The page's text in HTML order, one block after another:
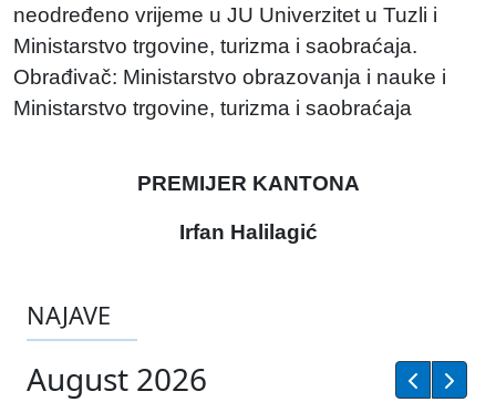
neodređeno vrijeme u JU Univerzitet u Tuzli i
Ministarstvo trgovine, turizma i saobraćaja.
Obrađivač: Ministarstvo obrazovanja i nauke i
Ministarstvo trgovine, turizma i saobraćaja
PREMIJER KANTONA
Irfan Halilagić
NAJAVE
August 2026